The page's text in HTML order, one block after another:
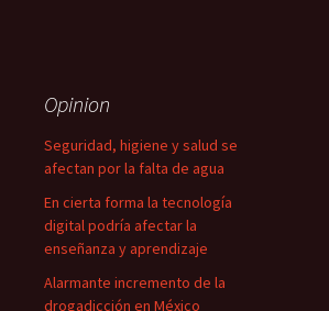
Opinion
Seguridad, higiene y salud se
afectan por la falta de agua
En cierta forma la tecnología
digital podría afectar la
enseñanza y aprendizaje
Alarmante incremento de la
drogadicción en México